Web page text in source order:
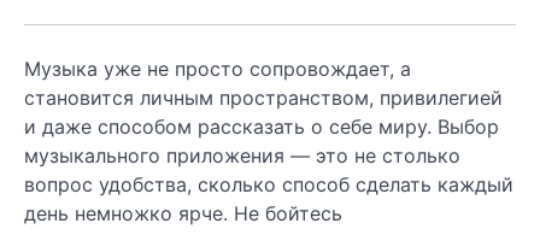
Музыка уже не просто сопровождает, а
становится личным пространством, привилегией
и даже способом рассказать о себе миру. Выбор
музыкального приложения — это не столько
вопрос удобства, сколько способ сделать каждый
день немножко ярче. Не бойтесь